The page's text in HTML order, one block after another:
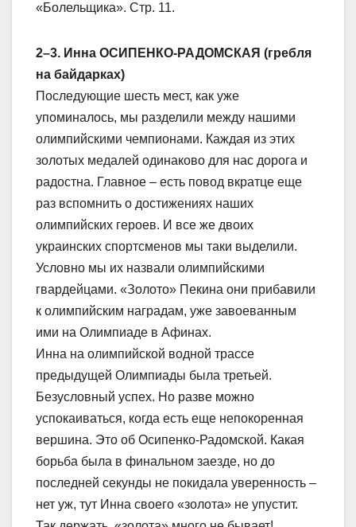
«Болельщика». Стр. 11.
2–3. Инна ОСИПЕНКО-РАДОМСКАЯ (гребля
на байдарках)
Последующие шесть мест, как уже
упоминалось, мы разделили между нашими
олимпийскими чемпионами. Каждая из этих
золотых медалей одинаково для нас дорога и
радостна. Главное – есть повод вкратце еще
раз вспомнить о достижениях наших
олимпийских героев. И все же двоих
украинских спортсменов мы таки выделили.
Условно мы их назвали олимпийскими
гвардейцами. «Золото» Пекина они прибавили
к олимпийским наградам, уже завоеванным
ими на Олимпиаде в Афинах.
Инна на олимпийской водной трассе
предыдущей Олимпиады была третьей.
Безусловный успех. Но разве можно
успокаиваться, когда есть еще непокоренная
вершина. Это об Осипенко-Радомской. Какая
борьба была в финальном заезде, но до
последней секунды не покидала уверенность –
нет уж, тут Инна своего «золота» не упустит.